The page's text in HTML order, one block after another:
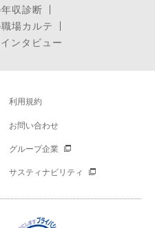
収診断
場カルテ
ンタビュー
利用規約
お問い合わせ
グループ企業
サスティナビリティ